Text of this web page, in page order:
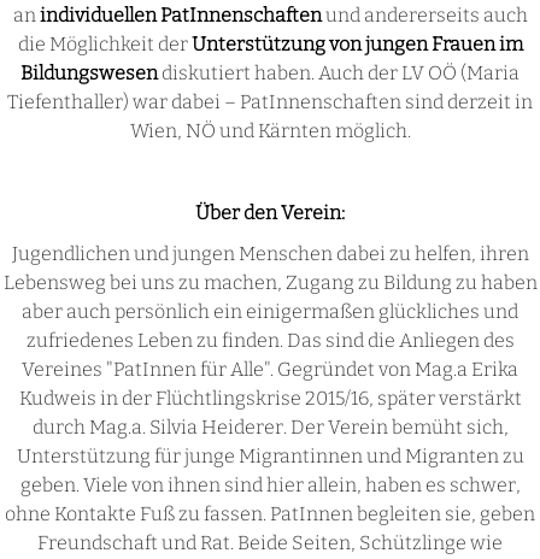
anindividuellen PatInnenschaftenund andererseits auch
die Möglichkeit derUnterstützung von jungen Frauen im
Bildungswesendiskutiert haben. Auch der LV OÖ (Maria
Tiefenthaller) war dabei – PatInnenschaften sind derzeit in
Wien, NÖ und Kärnten möglich.
Über den Verein:
Jugendlichen und jungen Menschen dabei zu helfen, ihren
Lebensweg bei uns zu machen, Zugang zu Bildung zu haben
aber auch persönlich ein einigermaßen glückliches und
zufriedenes Leben zu finden. Das sind die Anliegen des
Vereines "PatInnen für Alle". Gegründet von Mag.a Erika
Kudweis in der Flüchtlingskrise 2015/16, später verstärkt
durch Mag.a. Silvia Heiderer. Der Verein bemüht sich,
Unterstützung für junge Migrantinnen und Migranten zu
geben. Viele von ihnen sind hier allein, haben es schwer,
ohne Kontakte Fuß zu fassen. PatInnen begleiten sie, geben
Freundschaft und Rat. Beide Seiten, Schützlinge wie